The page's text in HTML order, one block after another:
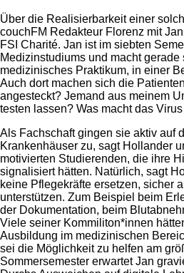
Über die Realisierbarkeit einer
couchFM Redakteur Florenz mit
FSI Charité. Jan ist im siebten
Medizinstudiums und macht
medizinisches Praktikum, in einer
Auch dort machen sich die
angesteckt? Jemand aus meinem
testen lassen? Was macht das
Als Fachschaft gingen sie aktiv auf
Krankenhäuser zu, sagt Hollander
motivierten Studierenden, die ihre
signalisiert hätten. Natürlich, sagt
keine Pflegekräfte ersetzen, sicher
unterstützen. Zum Beispiel beim
der Dokumentation, beim
Viele seiner Kommiliton*innen
Ausbildung im medizinischen
sei die Möglichkeit zu helfen am
Sommersemester erwartet Jan